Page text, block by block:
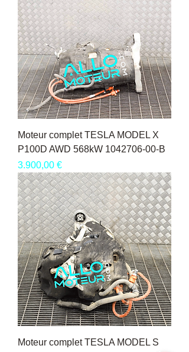
Moteur complet TESLA MODEL X
P100D AWD 568kW 1042706-00-B
Pris
3.900,00 €
Moteur complet TESLA MODEL S